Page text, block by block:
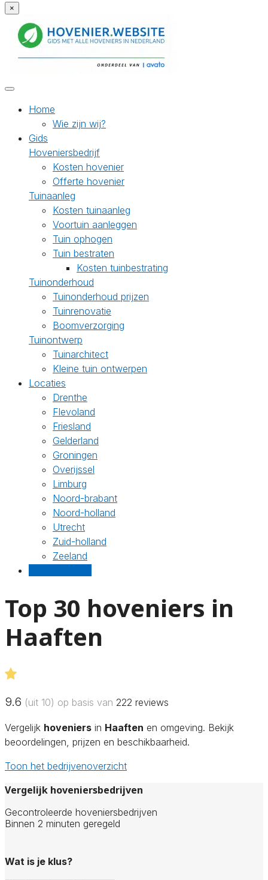
×
Home
Wie zijn wij?
Gids
Hoveniersbedrijf
Kosten hovenier
Offerte hovenier
Tuinaanleg
Kosten tuinaanleg
Voortuin aanleggen
Tuin ophogen
Tuin bestraten
Kosten tuinbestrating
Tuinonderhoud
Tuinonderhoud prijzen
Tuinrenovatie
Boomverzorging
Tuinontwerp
Tuinarchitect
Kleine tuin ontwerpen
Locaties
Drenthe
Flevoland
Friesland
Gelderland
Groningen
Overijssel
Limburg
Noord-brabant
Noord-holland
Utrecht
Zuid-holland
Zeeland
Top 30 hoveniers in
Haaften
9.6 (uit 10) op basis van 222 reviews
Vergelijk hoveniers in Haaften en omgeving. Bekijk
beoordelingen, prijzen en beschikbaarheid.
Toon het bedrijvenoverzicht
Vergelijk hoveniersbedrijven
Gecontroleerde hoveniersbedrijven
Binnen 2 minuten geregeld
Wat is je klus?